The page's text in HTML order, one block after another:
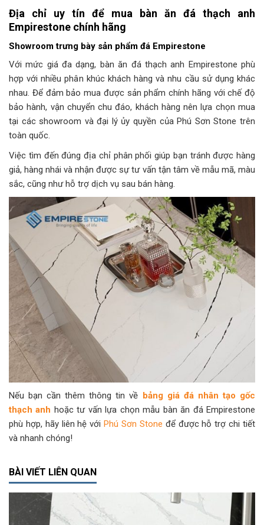
Địa chỉ uy tín để mua bàn ăn đá thạch anh
Empirestone chính hãng
Showroom trưng bày sản phẩm đá Empirestone
Với mức giá đa dạng, bàn ăn đá thạch anh Empirestone phù
hợp với nhiều phân khúc khách hàng và nhu cầu sử dụng khác
nhau. Để đảm bảo mua được sản phẩm chính hãng với chế độ
bảo hành, vận chuyển chu đáo, khách hàng nên lựa chọn mua
tại các showroom và đại lý ủy quyền của Phú Sơn Stone trên
toàn quốc.
Việc tìm đến đúng địa chỉ phân phối giúp bạn tránh được hàng
giả, hàng nhái và nhận được sự tư vấn tận tâm về mẫu mã, màu
sắc, cũng như hỗ trợ dịch vụ sau bán hàng.
Nếu bạn cần thêm thông tin về bảng giá đá nhân tạo gốc
thạch anh hoặc tư vấn lựa chọn mẫu bàn ăn đá Empirestone
phù hợp, hãy liên hệ vớiPhú Sơn Stone để được hỗ trợ chi tiết
và nhanh chóng!
BÀI VIẾT LIÊN QUAN